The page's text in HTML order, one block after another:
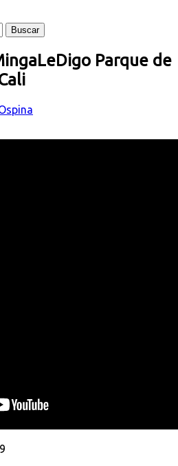
Parque de